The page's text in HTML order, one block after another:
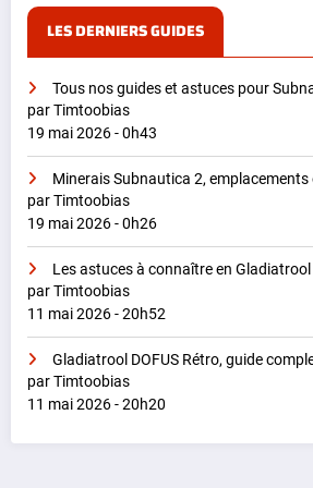
LES DERNIERS GUIDES
Tous nos guides et astuces pour
par Timtoobias
19 mai 2026 - 0h43
Minerais Subnautica 2,
par Timtoobias
19 mai 2026 - 0h26
Les astuces à connaître en Gladiatrool
par Timtoobias
11 mai 2026 - 20h52
Gladiatrool DOFUS Rétro, guide
par Timtoobias
11 mai 2026 - 20h20